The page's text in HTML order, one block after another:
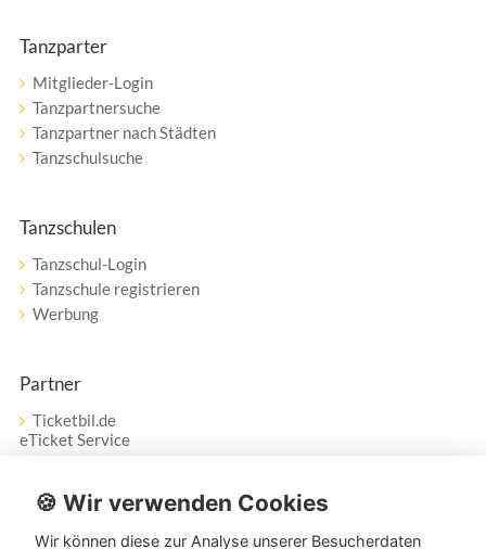
Tanzparter
Mitglieder-Login
Tanzpartnersuche
Tanzpartner nach Städten
Tanzschulsuche
Tanzschulen
Tanzschul-Login
Tanzschule registrieren
Werbung
Partner
Ticketbil.de
eTicket Service
Vertrag widerrufen
🍪 Wir verwenden Cookies
Wir können diese zur Analyse unserer Besucherdaten